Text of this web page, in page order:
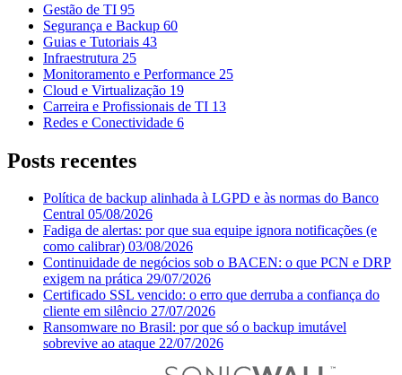
Gestão de TI 95
Segurança e Backup 60
Guias e Tutoriais 43
Infraestrutura 25
Monitoramento e Performance 25
Cloud e Virtualização 19
Carreira e Profissionais de TI 13
Redes e Conectividade 6
Posts recentes
Política de backup alinhada à LGPD e às normas do Banco
Central 05/08/2026
Fadiga de alertas: por que sua equipe ignora notificações (e
como calibrar) 03/08/2026
Continuidade de negócios sob o BACEN: o que PCN e DRP
exigem na prática 29/07/2026
Certificado SSL vencido: o erro que derruba a confiança do
cliente em silêncio 27/07/2026
Ransomware no Brasil: por que só o backup imutável
sobrevive ao ataque 22/07/2026